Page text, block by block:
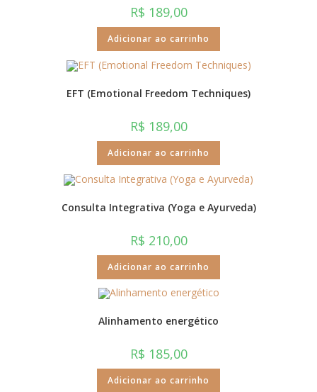
R$ 189,00
Adicionar ao carrinho
EFT (Emotional Freedom Techniques)
R$ 189,00
Adicionar ao carrinho
Consulta Integrativa (Yoga e Ayurveda)
R$ 210,00
Adicionar ao carrinho
Alinhamento energético
R$ 185,00
Adicionar ao carrinho